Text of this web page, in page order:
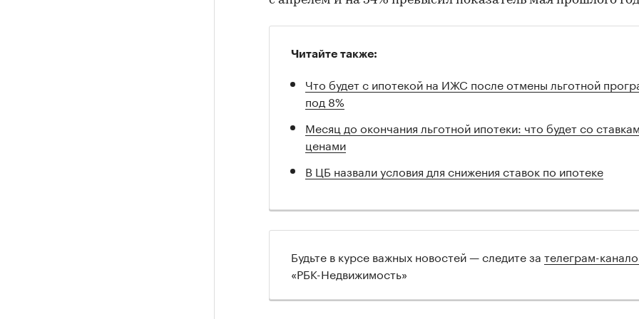
Читайте также:
Что будет с ипотекой на ИЖС после отмены льготной
под 8%
Месяц до окончания льготной ипотеки: что будет со
ценами
В ЦБ назвали условия для снижения ставок по ипотеке
Будьте в курсе важных новостей — следите за телеграм-
«РБК-Недвижимость»